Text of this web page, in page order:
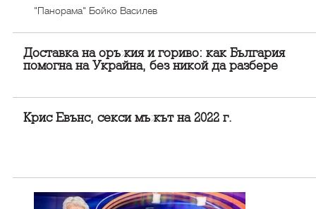
"Панорама" Бойко Василев
Доставка на оръжия и гориво: как България
помогна на Украйна, без никой да разбере
Крис Евънс, секси мъжът на 2022 г.